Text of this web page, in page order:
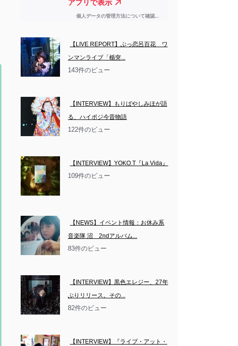
【LIVE REPORT】ぶっ恋呂百花　ワ
ンマンライブ「楯突...
143件のビュー
【INTERVIEW】もりばやしみほが語
る、ハイポジ今昔物語
122件のビュー
【INTERVIEW】YOKO.T『La Vida』
109件のビュー
【NEWS】イベント情報：お休み系
音楽隊 沼　2ndアルバム...
83件のビュー
【INTERVIEW】黒色エレジー、27年
ぶりリリース。その...
82件のビュー
【INTERVIEW】『ライブ・アット・